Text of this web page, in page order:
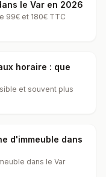
le Var en 2026
99€ et 180€ TTC
horaire : que
et souvent plus
d'immeuble dans
dans le Var